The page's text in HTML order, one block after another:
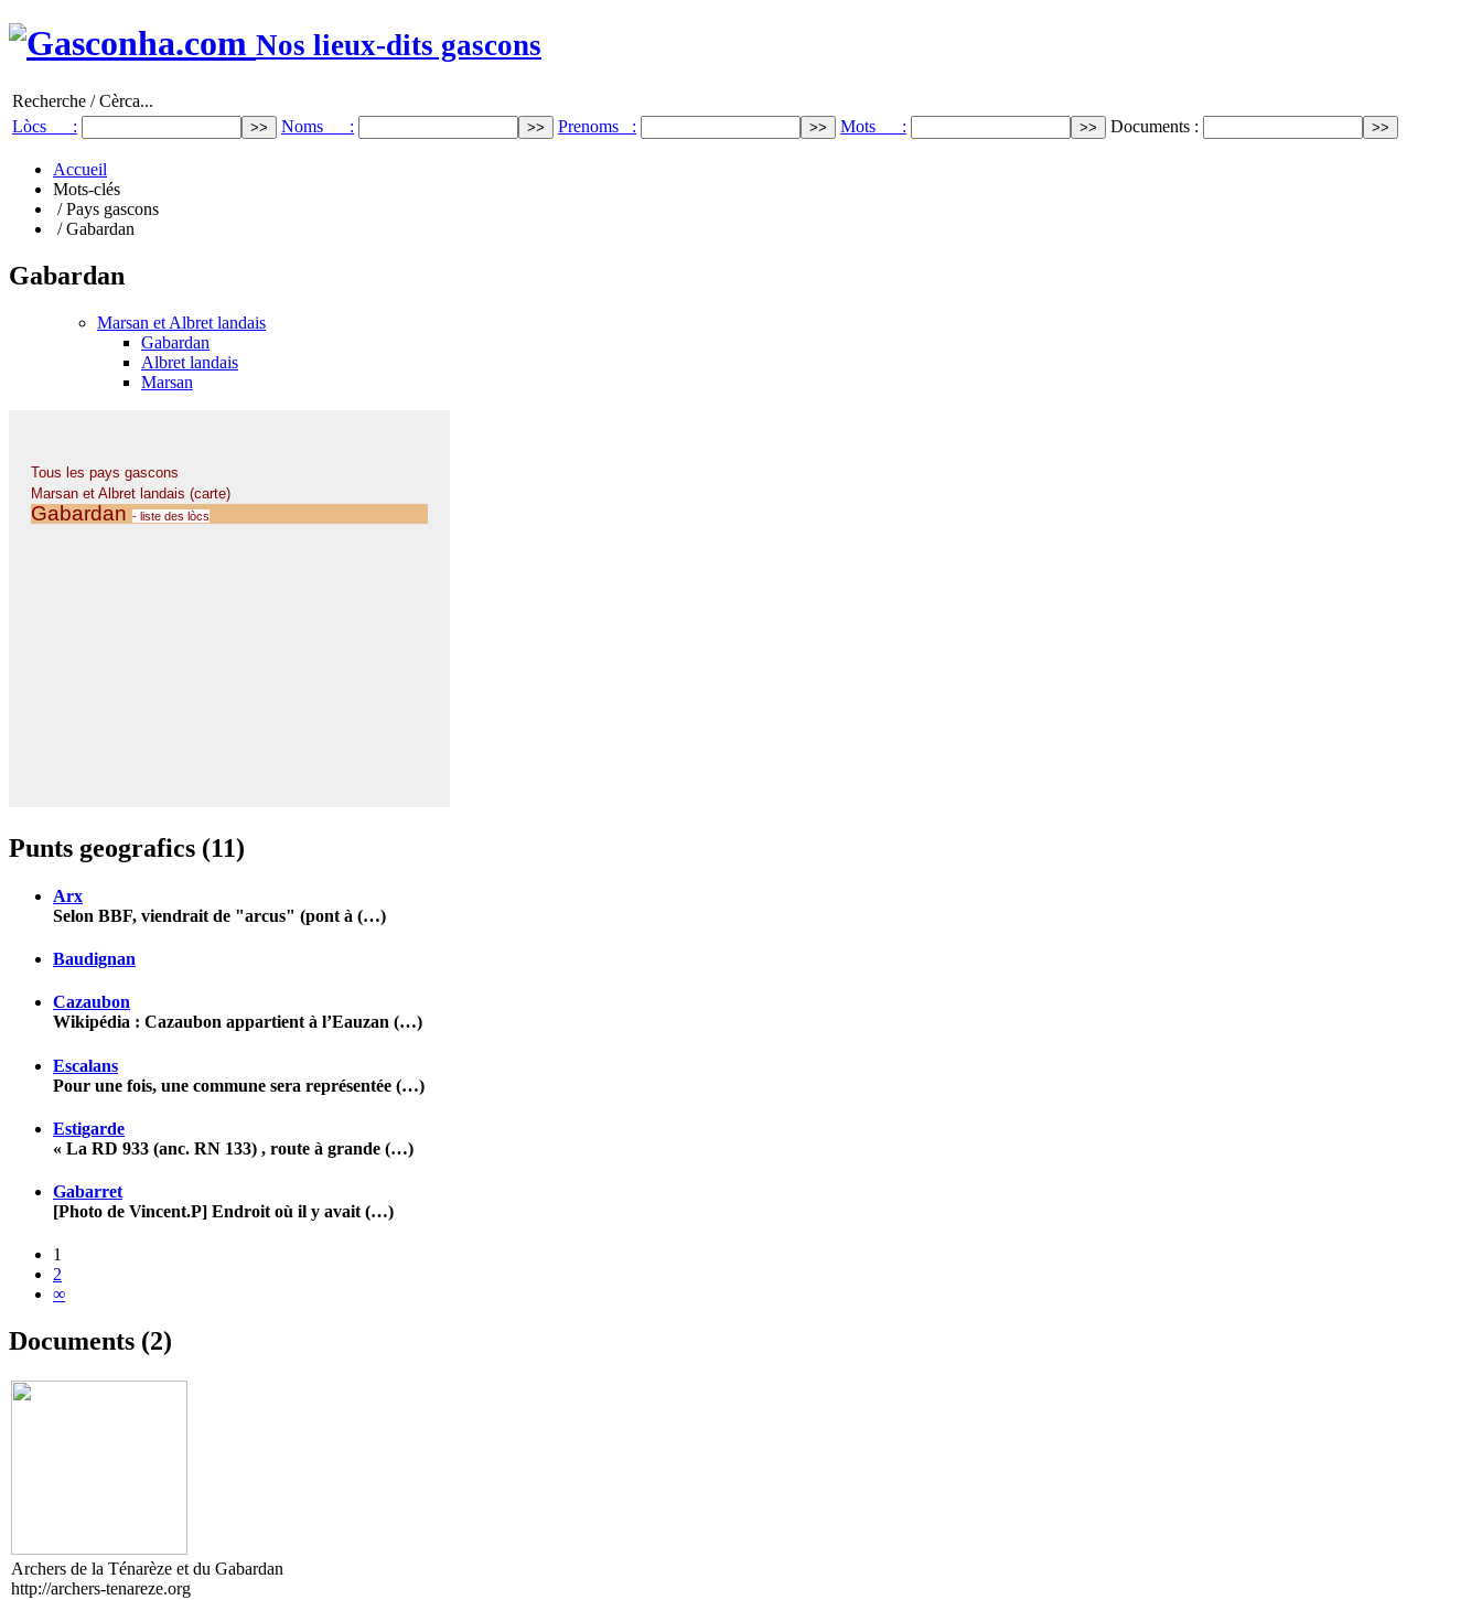
Nos lieux-dits gascons
Recherche / Cèrca...
Lòcs :
Noms : Prenoms : Mots : Documents :
Accueil
Mots-clés
/ Pays gascons
/ Gabardan
Gabardan
Marsan et Albret landais
Gabardan
Albret landais
Marsan
Punts geografics (11)
Arx
Selon BBF, viendrait de "arcus" (pont à (…)
Baudignan
Cazaubon
Wikipédia : Cazaubon appartient à l’Eauzan (…)
Escalans
Pour une fois, une commune sera représentée (…)
Estigarde
« La RD 933 (anc. RN 133) , route à grande (…)
Gabarret
[Photo de Vincent.P] Endroit où il y avait (…)
1
2
∞
Documents (2)
Archers de la Ténarèze et du Gabardan
http://archers-tenareze.org